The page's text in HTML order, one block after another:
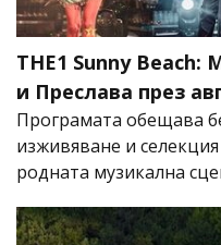
THE1 Sunny
и Преслава през
Програмата обещава
изживяване и
родната музикална